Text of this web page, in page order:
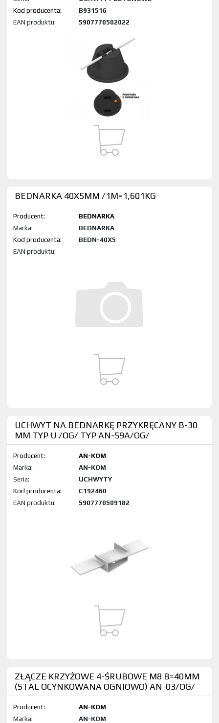
Kod produktu:
B931516
EAN produktu:
5907770502022
BEDNARKA 40X5MM /1M=1,601KG
Producent:
BEDNARKA
Marka:
BEDNARKA
Kod produktu:
BEDN-40X5
EAN produktu:
UCHWYT NA BEDNARKĘ PRZYKRĘCANY B-30
MM TYP U /OG/ TYP AN-59A/OG/
Producent:
AN-KOM
Marka:
AN-KOM
Seria:
UCHWYTY
Kod produktu:
C192460
EAN produktu:
5907770509182
ZŁĄCZE KRZYŻOWE 4-ŚRUBOWE M8 B=40MM
(STAL OCYNKOWANA OGNIOWO) AN-03/OG/
Producent:
AN-KOM
Marka:
AN-KOM